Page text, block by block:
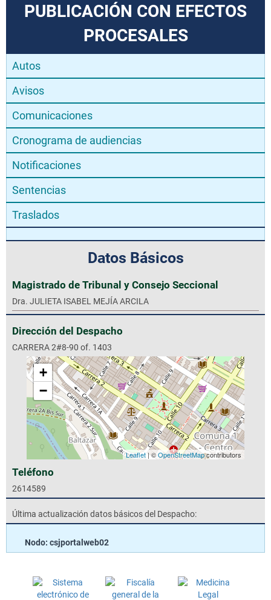
PUBLICACIÓN CON EFECTOS
PROCESALES
Autos
Avisos
Comunicaciones
Cronograma de audiencias
Notificaciones
Sentencias
Traslados
Datos Básicos
Magistrado de Tribunal y Consejo Seccional
Dra. JULIETA ISABEL MEJÍA ARCILA
Dirección del Despacho
CARRERA 2#8-90 of. 1403
+
−
Leaflet| ©OpenStreetMapcontributors
Teléfono
2614589
Última actualización datos básicos del Despacho:
Nodo: csjportalweb02